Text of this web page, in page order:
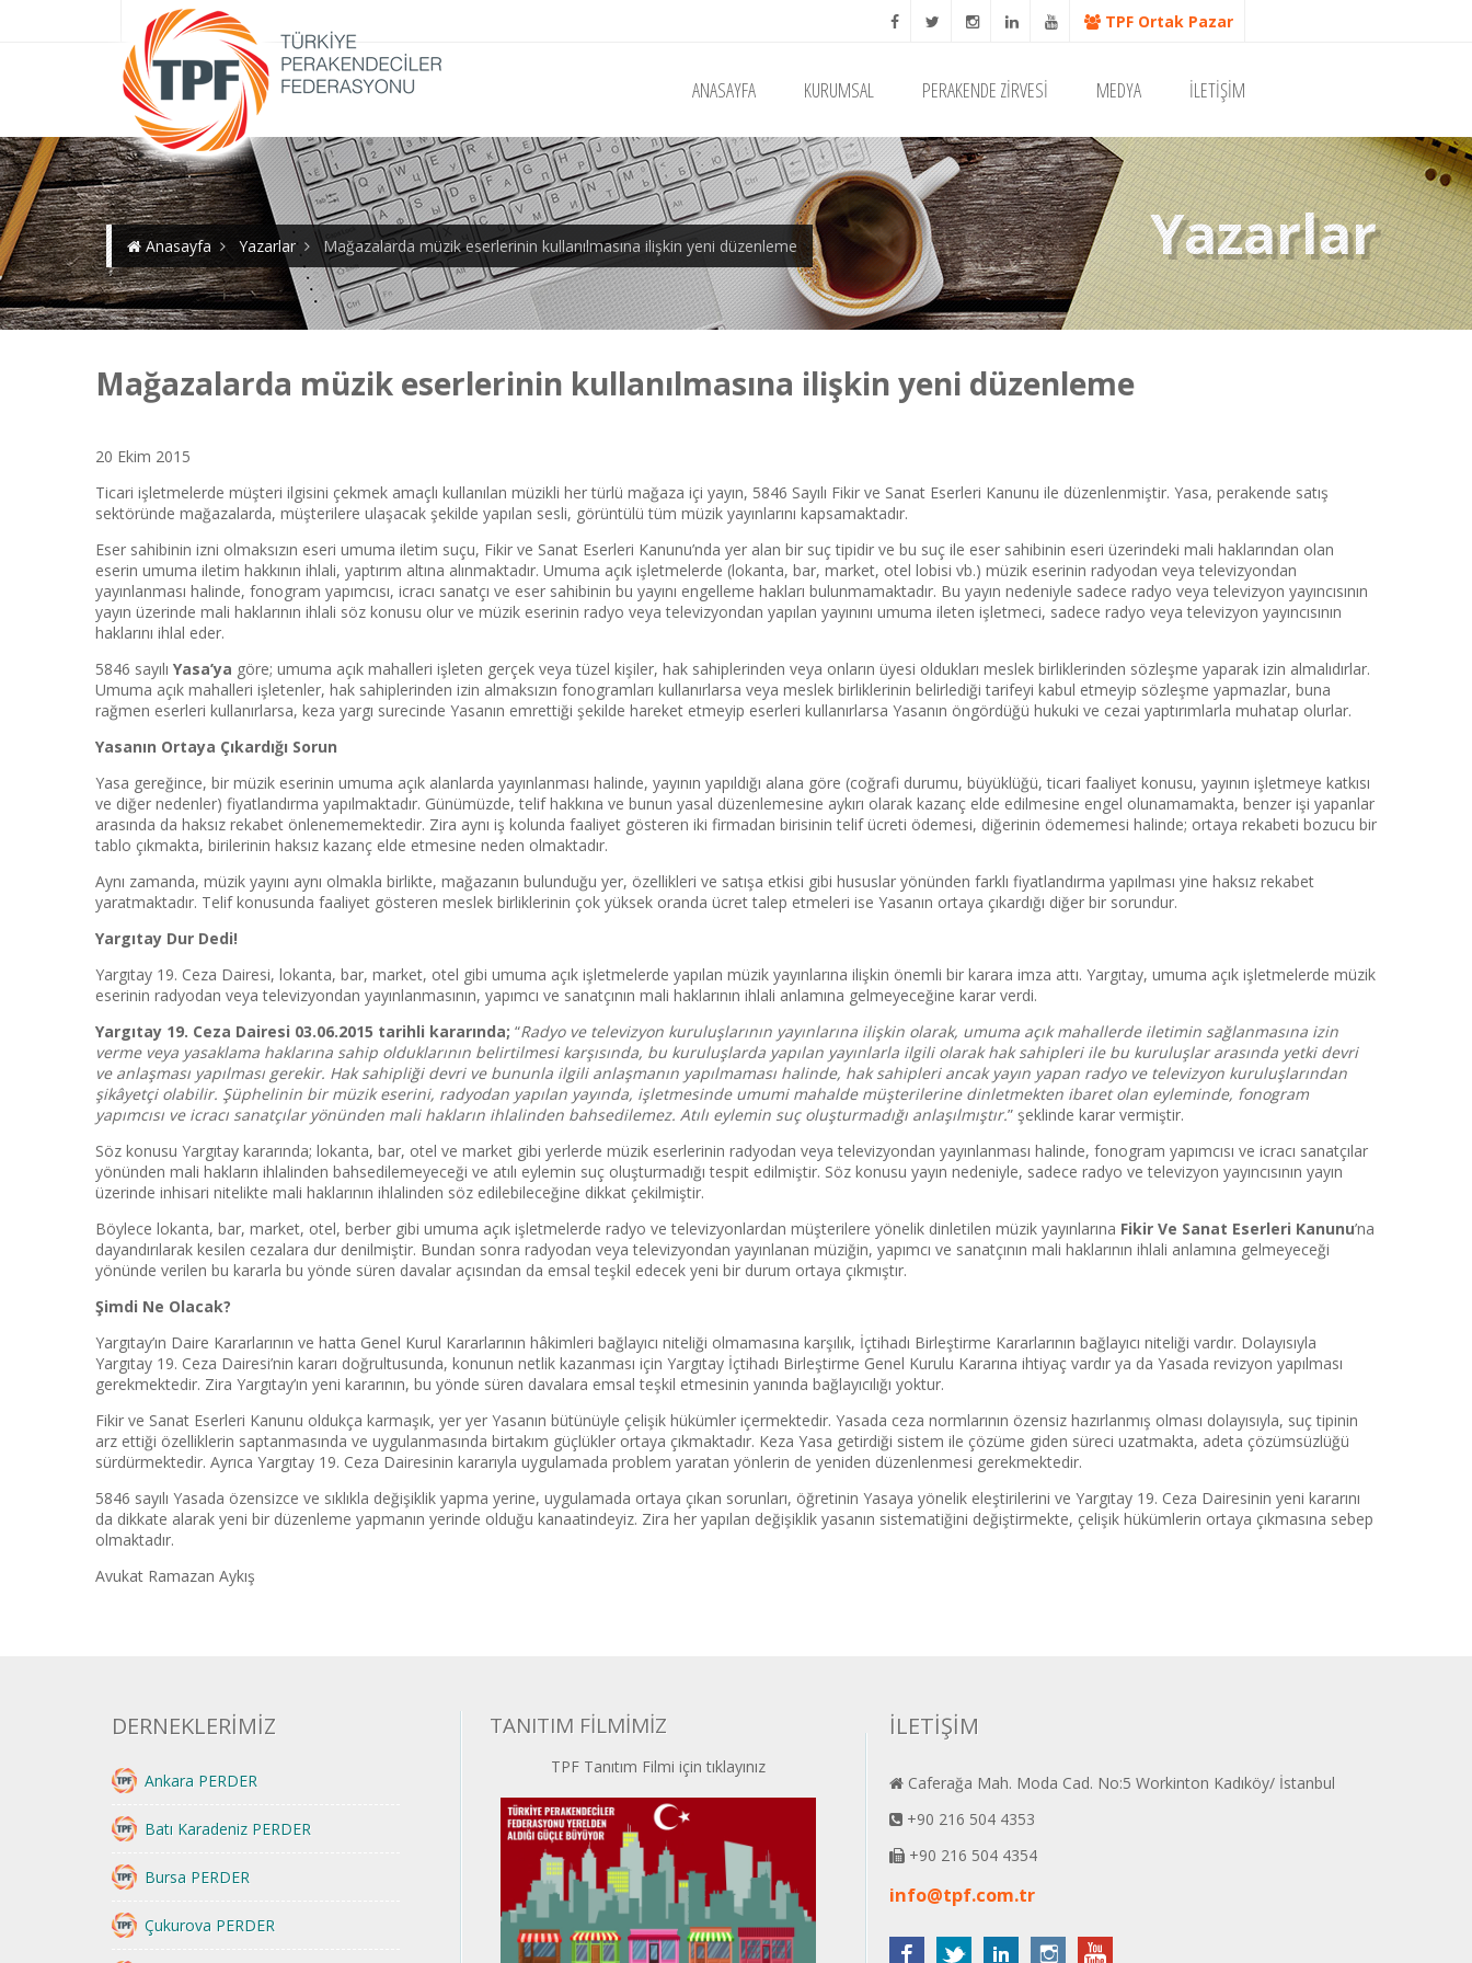
TPF Ortak Pazar
ANASAYFA KURUMSAL PERAKENDE ZİRVESİ MEDYA İLETİŞİM
Yazarlar
Anasayfa Yazarlar Mağazalarda müzik eserlerinin kullanılmasına ilişkin yeni düzenleme
Mağazalarda müzik eserlerinin kullanılmasına ilişkin yeni düzenleme
20 Ekim 2015
Ticari işletmelerde müşteri ilgisini çekmek amaçlı kullanılan müzikli her türlü mağaza içi yayın, 5846 Sayılı Fikir ve Sanat Eserleri Kanunu ile düzenlenmiştir. Yasa, perakende satış
sektöründe mağazalarda, müşterilere ulaşacak şekilde yapılan sesli, görüntülü tüm müzik yayınlarını kapsamaktadır.
Eser sahibinin izni olmaksızın eseri umuma iletim suçu, Fikir ve Sanat Eserleri Kanunu’nda yer alan bir suç tipidir ve bu suç ile eser sahibinin eseri üzerindeki mali haklarından olan
eserin umuma iletim hakkının ihlali, yaptırım altına alınmaktadır. Umuma açık işletmelerde (lokanta, bar, market, otel lobisi vb.) müzik eserinin radyodan veya televizyondan
yayınlanması halinde, fonogram yapımcısı, icracı sanatçı ve eser sahibinin bu yayını engelleme hakları bulunmamaktadır. Bu yayın nedeniyle sadece radyo veya televizyon yayıncısının
yayın üzerinde mali haklarının ihlali söz konusu olur ve müzik eserinin radyo veya televizyondan yapılan yayınını umuma ileten işletmeci, sadece radyo veya televizyon yayıncısının
haklarını ihlal eder.
5846 sayılı Yasa’ya göre; umuma açık mahalleri işleten gerçek veya tüzel kişiler, hak sahiplerinden veya onların üyesi oldukları meslek birliklerinden sözleşme yaparak izin almalıdırlar.
Umuma açık mahalleri işletenler, hak sahiplerinden izin almaksızın fonogramları kullanırlarsa veya meslek birliklerinin belirlediği tarifeyi kabul etmeyip sözleşme yapmazlar, buna
rağmen eserleri kullanırlarsa, keza yargı surecinde Yasanın emrettiği şekilde hareket etmeyip eserleri kullanırlarsa Yasanın öngördüğü hukuki ve cezai yaptırımlarla muhatap olurlar.
Yasanın Ortaya Çıkardığı Sorun
Yasa gereğince, bir müzik eserinin umuma açık alanlarda yayınlanması halinde, yayının yapıldığı alana göre (coğrafi durumu, büyüklüğü, ticari faaliyet konusu, yayının işletmeye katkısı
ve diğer nedenler) fiyatlandırma yapılmaktadır. Günümüzde, telif hakkına ve bunun yasal düzenlemesine aykırı olarak kazanç elde edilmesine engel olunamamakta, benzer işi yapanlar
arasında da haksız rekabet önlenememektedir. Zira aynı iş kolunda faaliyet gösteren iki firmadan birisinin telif ücreti ödemesi, diğerinin ödememesi halinde; ortaya rekabeti bozucu bir
tablo çıkmakta, birilerinin haksız kazanç elde etmesine neden olmaktadır.
Aynı zamanda, müzik yayını aynı olmakla birlikte, mağazanın bulunduğu yer, özellikleri ve satışa etkisi gibi hususlar yönünden farklı fiyatlandırma yapılması yine haksız rekabet
yaratmaktadır. Telif konusunda faaliyet gösteren meslek birliklerinin çok yüksek oranda ücret talep etmeleri ise Yasanın ortaya çıkardığı diğer bir sorundur.
Yargıtay Dur Dedi!
Yargıtay 19. Ceza Dairesi, lokanta, bar, market, otel gibi umuma açık işletmelerde yapılan müzik yayınlarına ilişkin önemli bir karara imza attı. Yargıtay, umuma açık işletmelerde müzik
eserinin radyodan veya televizyondan yayınlanmasının, yapımcı ve sanatçının mali haklarının ihlali anlamına gelmeyeceğine karar verdi.
Yargıtay 19. Ceza Dairesi 03.06.2015 tarihli kararında; “Radyo ve televizyon kuruluşlarının yayınlarına ilişkin olarak, umuma açık mahallerde iletimin sağlanmasına izin
verme veya yasaklama haklarına sahip olduklarının belirtilmesi karşısında, bu kuruluşlarda yapılan yayınlarla ilgili olarak hak sahipleri ile bu kuruluşlar arasında yetki devri
ve anlaşması yapılması gerekir. Hak sahipliği devri ve bununla ilgili anlaşmanın yapılmaması halinde, hak sahipleri ancak yayın yapan radyo ve televizyon kuruluşlarından
şikâyetçi olabilir. Şüphelinin bir müzik eserini, radyodan yapılan yayında, işletmesinde umumi mahalde müşterilerine dinletmekten ibaret olan eyleminde, fonogram
yapımcısı ve icracı sanatçılar yönünden mali hakların ihlalinden bahsedilemez. Atılı eylemin suç oluşturmadığı anlaşılmıştır.” şeklinde karar vermiştir.
Söz konusu Yargıtay kararında; lokanta, bar, otel ve market gibi yerlerde müzik eserlerinin radyodan veya televizyondan yayınlanması halinde, fonogram yapımcısı ve icracı sanatçılar
yönünden mali hakların ihlalinden bahsedilemeyeceği ve atılı eylemin suç oluşturmadığı tespit edilmiştir. Söz konusu yayın nedeniyle, sadece radyo ve televizyon yayıncısının yayın
üzerinde inhisari nitelikte mali haklarının ihlalinden söz edilebileceğine dikkat çekilmiştir.
Böylece lokanta, bar, market, otel, berber gibi umuma açık işletmelerde radyo ve televizyonlardan müşterilere yönelik dinletilen müzik yayınlarına Fikir Ve Sanat Eserleri Kanunu’na
dayandırılarak kesilen cezalara dur denilmiştir. Bundan sonra radyodan veya televizyondan yayınlanan müziğin, yapımcı ve sanatçının mali haklarının ihlali anlamına gelmeyeceği
yönünde verilen bu kararla bu yönde süren davalar açısından da emsal teşkil edecek yeni bir durum ortaya çıkmıştır.
Şimdi Ne Olacak?
Yargıtay’ın Daire Kararlarının ve hatta Genel Kurul Kararlarının hâkimleri bağlayıcı niteliği olmamasına karşılık, İçtihadı Birleştirme Kararlarının bağlayıcı niteliği vardır. Dolayısıyla
Yargıtay 19. Ceza Dairesi’nin kararı doğrultusunda, konunun netlik kazanması için Yargıtay İçtihadı Birleştirme Genel Kurulu Kararına ihtiyaç vardır ya da Yasada revizyon yapılması
gerekmektedir. Zira Yargıtay’ın yeni kararının, bu yönde süren davalara emsal teşkil etmesinin yanında bağlayıcılığı yoktur.
Fikir ve Sanat Eserleri Kanunu oldukça karmaşık, yer yer Yasanın bütünüyle çelişik hükümler içermektedir. Yasada ceza normlarının özensiz hazırlanmış olması dolayısıyla, suç tipinin
arz ettiği özelliklerin saptanmasında ve uygulanmasında birtakım güçlükler ortaya çıkmaktadır. Keza Yasa getirdiği sistem ile çözüme giden süreci uzatmakta, adeta çözümsüzlüğü
sürdürmektedir. Ayrıca Yargıtay 19. Ceza Dairesinin kararıyla uygulamada problem yaratan yönlerin de yeniden düzenlenmesi gerekmektedir.
5846 sayılı Yasada özensizce ve sıklıkla değişiklik yapma yerine, uygulamada ortaya çıkan sorunları, öğretinin Yasaya yönelik eleştirilerini ve Yargıtay 19. Ceza Dairesinin yeni kararını
da dikkate alarak yeni bir düzenleme yapmanın yerinde olduğu kanaatindeyiz. Zira her yapılan değişiklik yasanın sistematiğini değiştirmekte, çelişik hükümlerin ortaya çıkmasına sebep
olmaktadır.
Avukat Ramazan Aykış
DERNEKLERİMİZ
Ankara PERDER
Batı Karadeniz PERDER
Bursa PERDER
Çukurova PERDER
TANITIM FİLMİMİZ
TPF Tanıtım Filmi için tıklayınız
İLETİŞİM
Caferağa Mah. Moda Cad. No:5 Workinton Kadıköy/ İstanbul
+90 216 504 4353
+90 216 504 4354
info@tpf.com.tr